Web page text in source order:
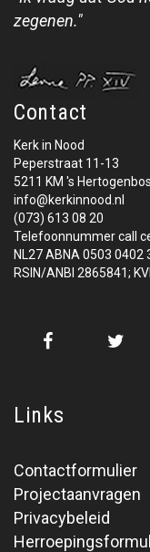
zegenen."
Contact
Kerk in Nood
Peperstraat 11-13
5211 KM 's
info@kerkinnood.nl
(073) 613 08 20
Telefoonnummer call
NL27 ABNA 0503 0402
RSIN/ANBI 2865841;
Links
Contactformulier
Projectaanvragen
Privacybeleid